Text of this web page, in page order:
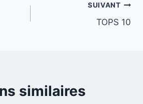
SUIVANT
TOPS 10
similaires